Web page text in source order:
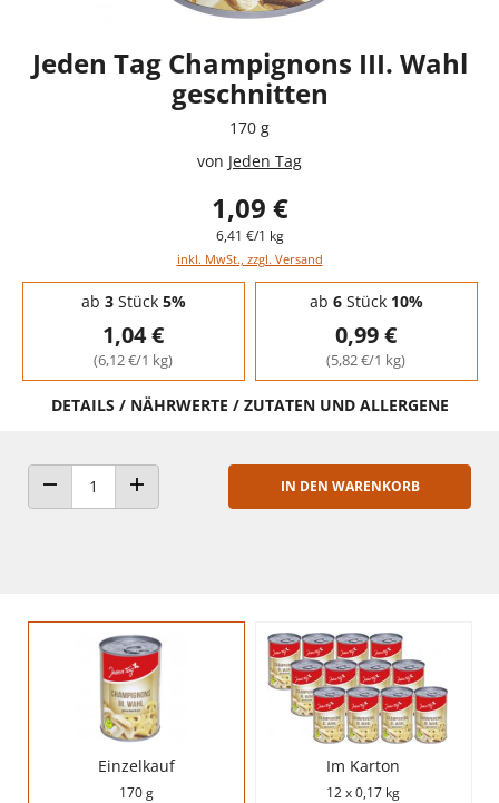
Jeden Tag Champignons III. Wahl
geschnitten
170 g
von Jeden Tag
1,09 €
6,41 €/1 kg
inkl. MwSt., zzgl. Versand
Staffelpreise - Mengenrabatt
ab 3Stück 5%
1,04 €
(6,12 €/1 kg)
ab 6Stück 10%
0,99 €
(5,82 €/1 kg)
DETAILS / NÄHRWERTE / ZUTATEN UND ALLERGENE
ANZAHL VERRINGERNANZAHL ERHÖHEN
IN DEN WARENKORB
Einzelkauf
170 g
Im Karton
12 x 0,17 kg